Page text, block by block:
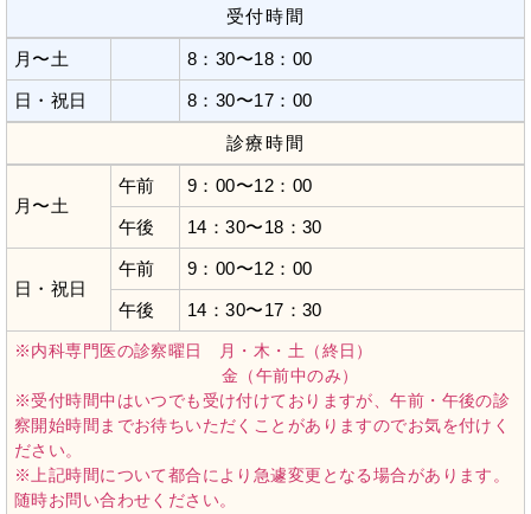
年末年始の診療について
2022/11/29 姫島クリニック
12月診察スケジュールについて
2022/10/27 姫島クリニック
【採用情報】正看護師、准看護師の方を募集していま
姫島クリニック
10月20日は 世界骨粗鬆症デー！！
受付時間
月〜土 8：30〜18：00
日・祝日 8：30〜17：00
診療時間
月〜土
午前 9：00〜12：00
午後 14：30〜18：30
日・祝日
午前 9：00〜12：00
午後 14：30〜17：30
※内科専門医の診察曜日 月・木・土（終日）
金（午前中のみ）
※受付時間中はいつでも受け付けておりますが、午前・午後の診
察開始時間までお待ちいただくことがありますのでお気を付けく
ださい。
※上記時間について都合により急遽変更となる場合があります。
随時お問い合わせください。